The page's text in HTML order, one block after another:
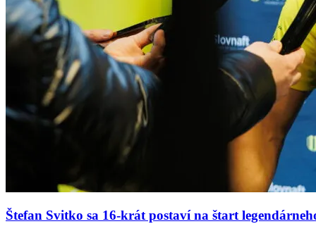
Štefan Svitko sa 16-krát postaví na štart